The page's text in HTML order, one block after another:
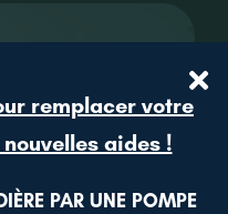
remplacer votre
aides !
PAR UNE POMPE